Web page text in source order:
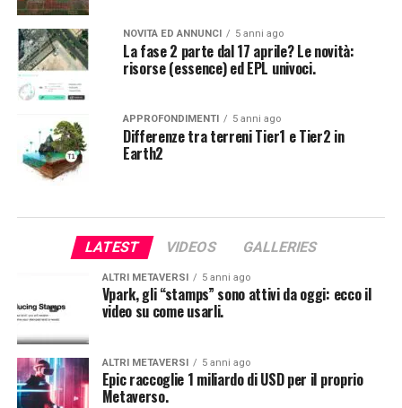
NOVITÀ ED ANNUNCI 5 anni ago
La fase 2 parte dal 17 aprile? Le novità:
risorse (essence) ed EPL univoci.
APPROFONDIMENTI 5 anni ago
Differenze tra terreni Tier1 e Tier2 in
Earth2
LATEST VIDEOS GALLERIES
ALTRI METAVERSI 5 anni ago
Vpark, gli “stamps” sono attivi da oggi: ecco il
video su come usarli.
ALTRI METAVERSI 5 anni ago
Epic raccoglie 1 miliardo di USD per il proprio
Metaverso.